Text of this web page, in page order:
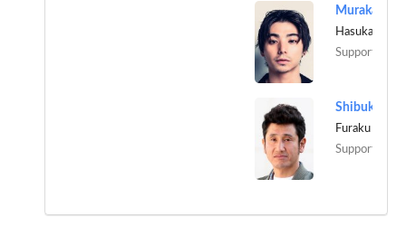
Hasukabe
Support Role
Furaku Raita
Support Role